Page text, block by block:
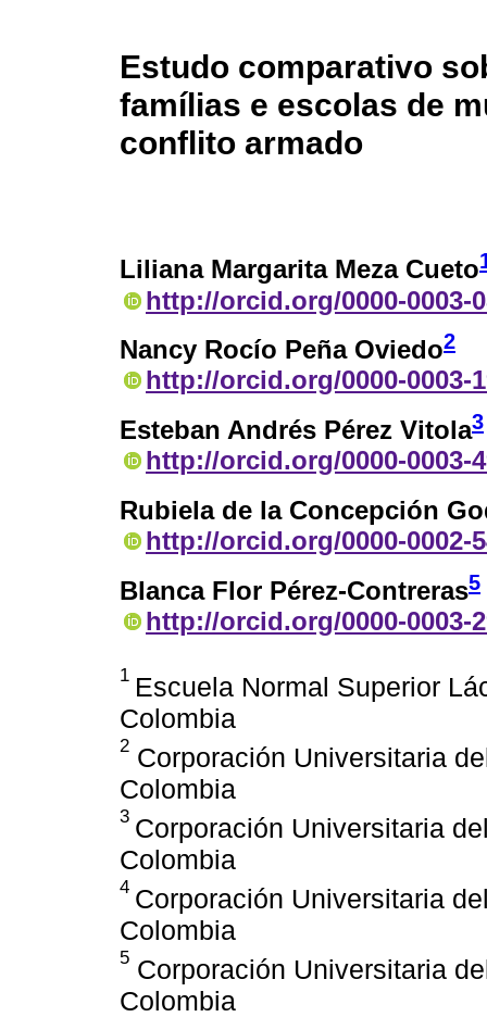
Estudo comparativo
famílias e escolas de
conflito armado
Liliana Margarita Meza Cueto
http://orcid.org/0000-0003-
Nancy Rocío Peña Oviedo2
http://orcid.org/0000-0003-
Esteban Andrés Pérez Vitola3
http://orcid.org/0000-0003-
Rubiela de la Concepción
http://orcid.org/0000-0002-
Blanca Flor Pérez-Contreras5
http://orcid.org/0000-0003-
1 Escuela Normal Superior
Colombia
2 Corporación Universitaria
Colombia
3 Corporación Universitaria
Colombia
4 Corporación Universitaria
Colombia
5 Corporación Universitaria
Colombia